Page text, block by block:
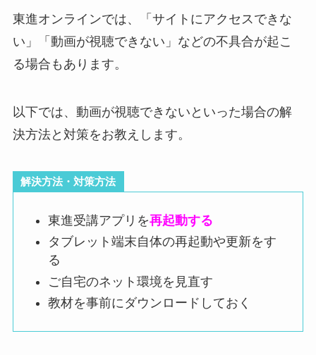
東進オンラインでは、「サイトにアクセスできな
い」「動画が視聴できない」などの不具合が起こ
る場合もあります。
以下では、動画が視聴できないといった場合の解
決方法と対策をお教えします。
解決方法・対策方法
東進受講アプリを再起動する
タブレット端末自体の再起動や更新をす
る
ご自宅のネット環境を見直す
教材を事前にダウンロードしておく